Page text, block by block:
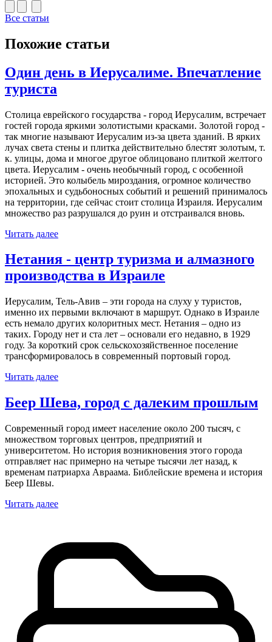
Все статьи
Похожие статьи
Один день в Иерусалиме. Впечатление
туриста
Столица еврейского государства - город Иерусалим, встречает
гостей города яркими золотистыми красками. Золотой город -
так многие называют Иерусалим из-за цвета зданий. В ярких
лучах света стены и плитка действительно блестят золотым, т.
к. улицы, дома и многое другое облицовано плиткой желтого
цвета. Иерусалим - очень необычный город, с особенной
историей. Это колыбель мироздания, огромное количество
эпохальных и судьбоносных событий и решений принималось
на территории, где сейчас стоит столица Израиля. Иерусалим
множество раз разрушался до руин и отстраивался вновь.
Читать далее
Нетания - центр туризма и алмазного
производства в Израиле
Иерусалим, Тель-Авив – эти города на слуху у туристов,
именно их первыми включают в маршрут. Однако в Израиле
есть немало других колоритных мест. Нетания – одно из
таких. Городу нет и ста лет – основали его недавно, в 1929
году. За короткий срок сельскохозяйственное поселение
трансформировалось в современный портовый город.
Читать далее
Беер Шева, город с далеким прошлым
Современный город имеет население около 200 тысяч, с
множеством торговых центров, предприятий и
университетом. Но история возникновения этого города
отправляет нас примерно на четыре тысячи лет назад, к
временам патриарха Авраама. Библейские времена и история
Беер Шевы.
Читать далее